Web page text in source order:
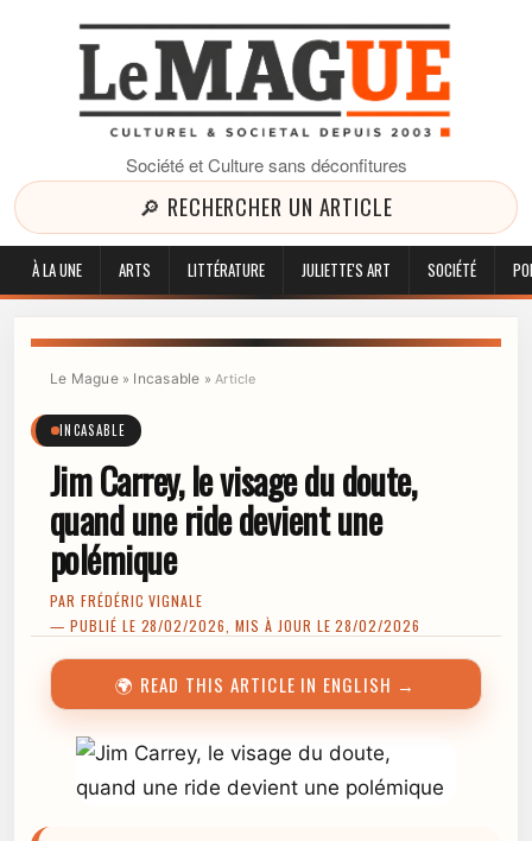
Société et Culture sans déconfitures
🔎 RECHERCHER UN ARTICLE
À LA UNE ARTS LITTÉRATURE JULIETTE'S ART SOCIÉTÉ
Le Mague» Incasable »Article
INCASABLE
Jim Carrey, le visage du doute,
quand une ride devient une
polémique
PAR FRÉDÉRIC VIGNALE
— PUBLIÉ LE 28/02/2026, MIS À JOUR LE 28/02/2026
🌍 READ THIS ARTICLE IN ENGLISH →